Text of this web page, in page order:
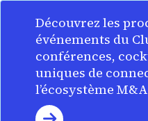
Découvrez les
événements du
conférences,
uniques de
l’écosystème